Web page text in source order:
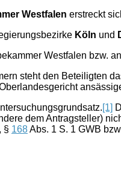
Westfalen erstreckt
Köln und
Westfalen bzw.
steht den Beteiligten
[1]
dem Antragsteller)
§ 168Abs. 1 S. 1 GWB